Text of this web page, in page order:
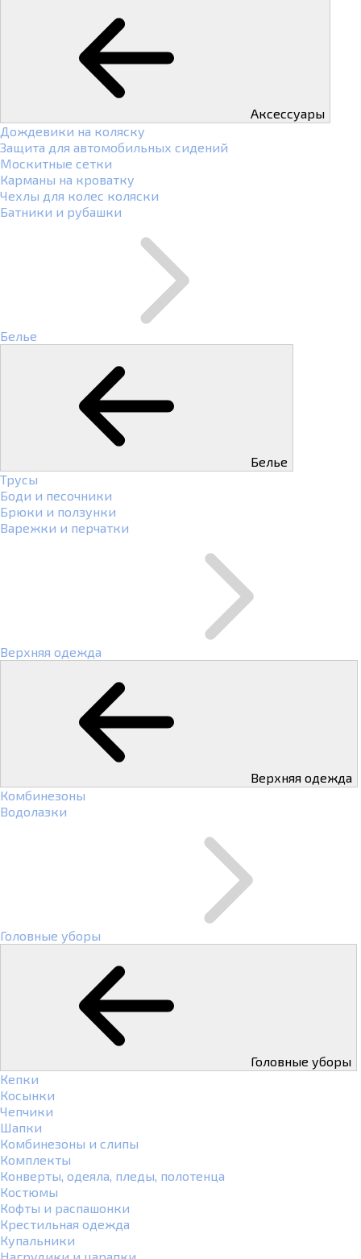
Аксессуары
Дождевики на коляску
Защита для автомобильных сидений
Москитные сетки
Карманы на кроватку
Чехлы для колес коляски
Батники и рубашки
Белье
Белье
Трусы
Боди и песочники
Брюки и ползунки
Варежки и перчатки
Верхняя одежда
Верхняя одежда
Комбинезоны
Водолазки
Головные уборы
Головные уборы
Кепки
Косынки
Чепчики
Шапки
Комбинезоны и слипы
Комплекты
Конверты, одеяла, пледы, полотенца
Костюмы
Кофты и распашонки
Крестильная одежда
Купальники